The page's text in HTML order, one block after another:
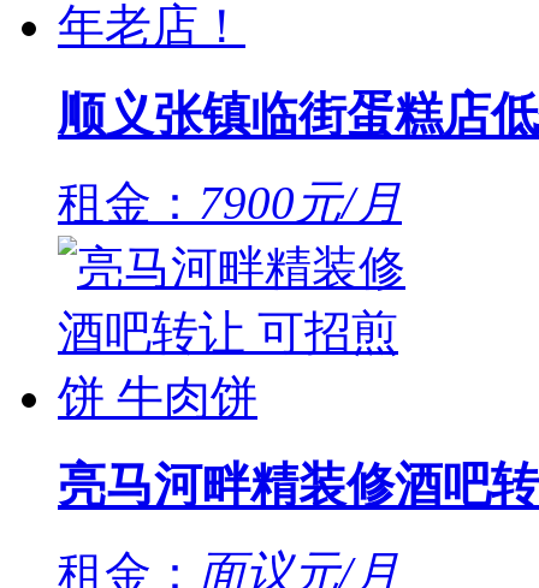
顺义张镇临街蛋糕店
租金： 7900元/月
亮马河畔精装修酒吧
租金： 面议元/月